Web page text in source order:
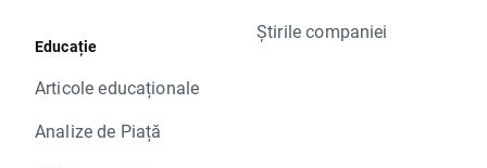
Educație
Articole educaționale
Analize de Piață
Știrile companiei